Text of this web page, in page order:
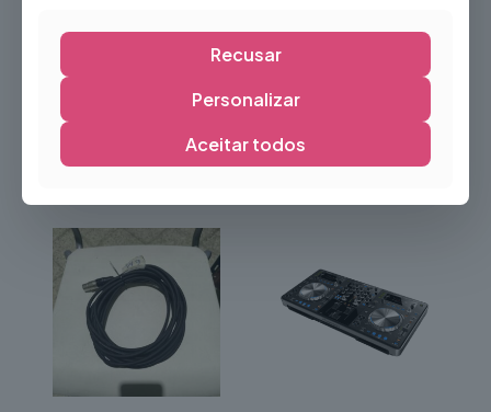
garantir uma comunicação eficiente e imediata, permitindo
que as suas mensagens sejam ouvidas de forma clara em
qualquer situação.
Recusar
Personalizar
Aceitar todos